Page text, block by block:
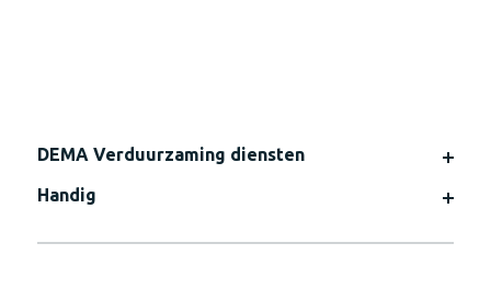
DEMA Verduurzaming diensten
Handig